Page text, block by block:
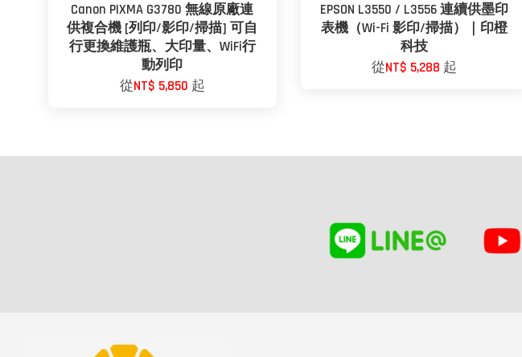
Canon PIXMA G3780 無線原廠連
供複合機 [列印/影印/掃描] 可自
行更換維護瓶、大印量、WiFi行
動列印
從NT$ 5,850 起
EPSON L3550 / L3556 連續供墨印
表機（Wi-Fi 影印/掃描）｜印橙
科技
從NT$ 5,288 起